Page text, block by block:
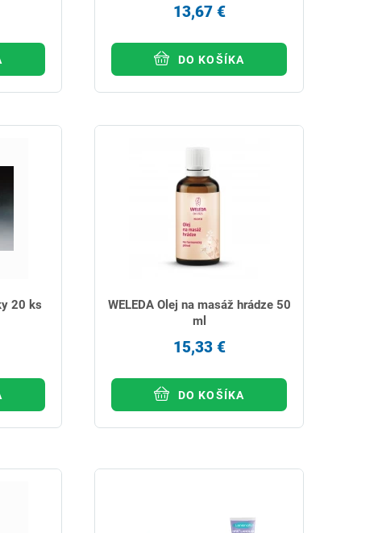
13,67 €
DO KOŠÍKA
20 ks
WELEDA Olej na masáž hrádze 50
ml
15,33 €
DO KOŠÍKA